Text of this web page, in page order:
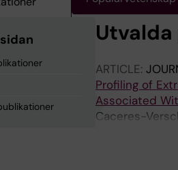
ARTICLE:
Profiling of
Associated
Caceres-
Agarwal N;